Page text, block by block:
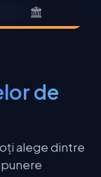
de
alege dintre